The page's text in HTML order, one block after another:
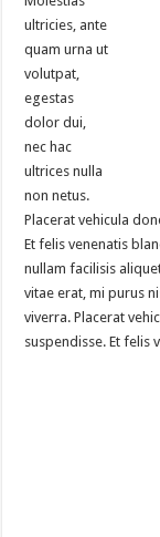
ultricies, ante
quam urna ut
volutpat,
egestas
dolor dui,
nec hac
ultrices nulla
non netus.
Placerat vehicula
Et felis venenatis
nullam facilisis
vitae erat, mi purus
viverra. Placerat
suspendisse. Et felis